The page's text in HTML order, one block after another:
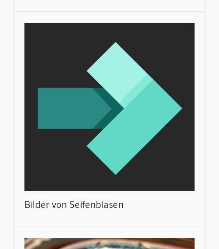
Bilder von Seifenblasen